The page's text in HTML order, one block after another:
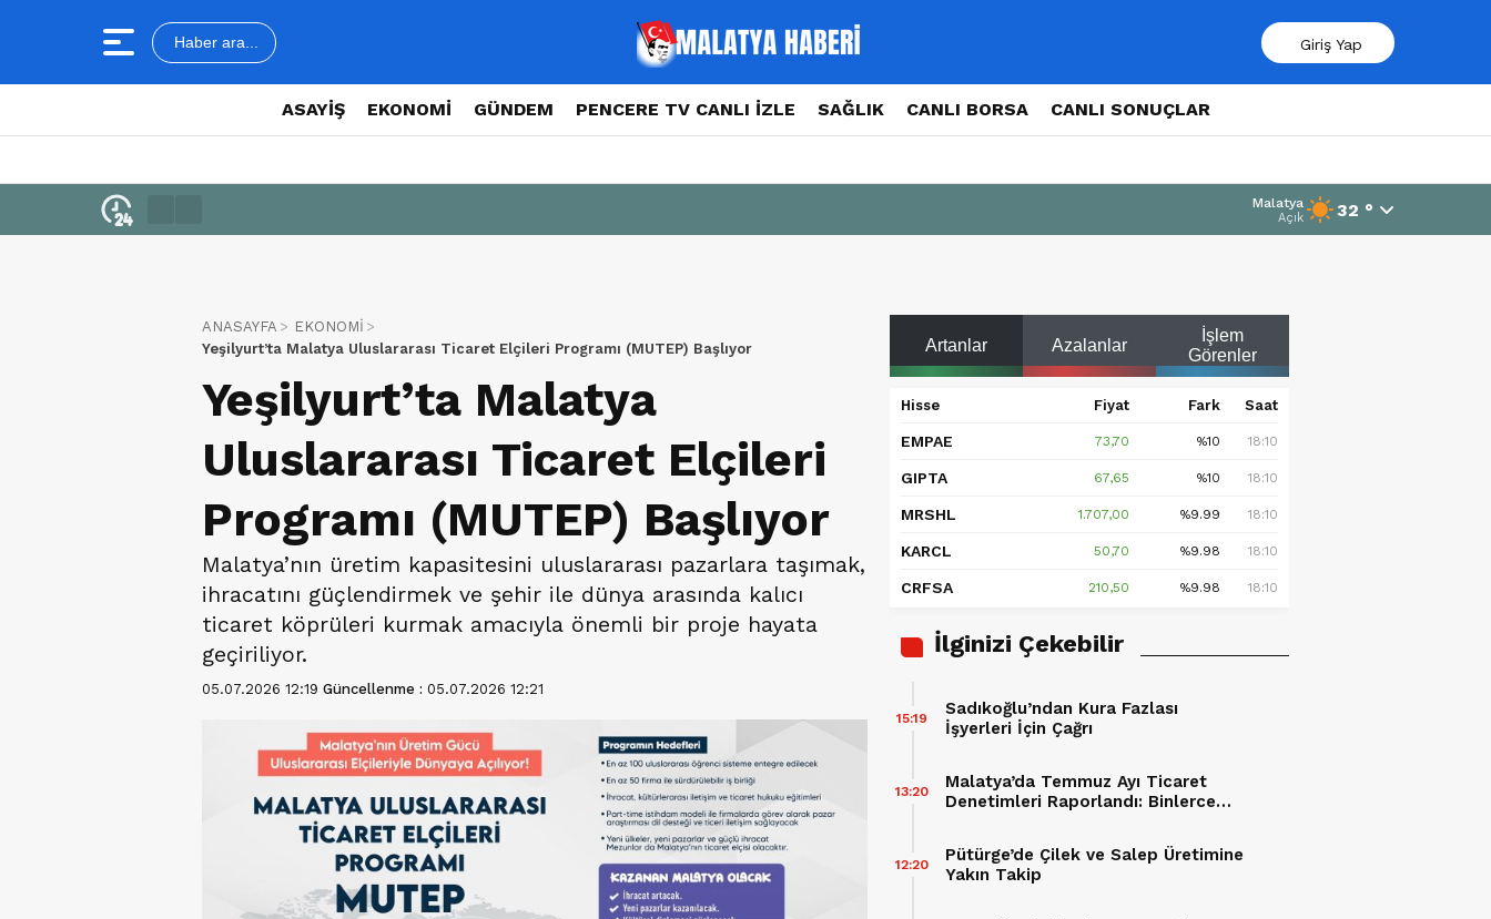
Haber ara... Giriş Yap
ASAYİŞ EKONOMİ GÜNDEM PENCERE TV CANLI İZLE SAĞLIK CANLI BORSA CANLI SONUÇLAR
Malatya
Açık 32 °
ANASAYFA
EKONOMİ
Yeşilyurt’ta Malatya Uluslararası Ticaret Elçileri Programı (MUTEP) Başlıyor
Yeşilyurt’ta Malatya
Uluslararası Ticaret Elçileri
Programı (MUTEP) Başlıyor
Malatya’nın üretim kapasitesini uluslararası pazarlara taşımak,
ihracatını güçlendirmek ve şehir ile dünya arasında kalıcı
ticaret köprüleri kurmak amacıyla önemli bir proje hayata
geçiriliyor.
05.07.2026 12:19 Güncellenme : 05.07.2026 12:21
Artanlar Azalanlar
İşlem
Görenler
Hisse Fiyat Fark Saat
EMPAE 73,70 %10 18:10
GIPTA 67,65 %10 18:10
MRSHL 1.707,00 %9.99 18:10
KARCL 50,70 %9.98 18:10
CRFSA 210,50 %9.98 18:10
İlginizi Çekebilir
Sadıkoğlu’ndan Kura Fazlası
İşyerleri İçin Çağrı
15:19
Malatya’da Temmuz Ayı Ticaret
Denetimleri Raporlandı: Binlerce
13:20
Pütürge’de Çilek ve Salep Üretimine
Yakın Takip
12:20